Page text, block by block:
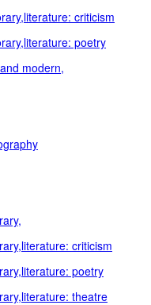
criticism
poetry
modern,
criticism
poetry
theatre